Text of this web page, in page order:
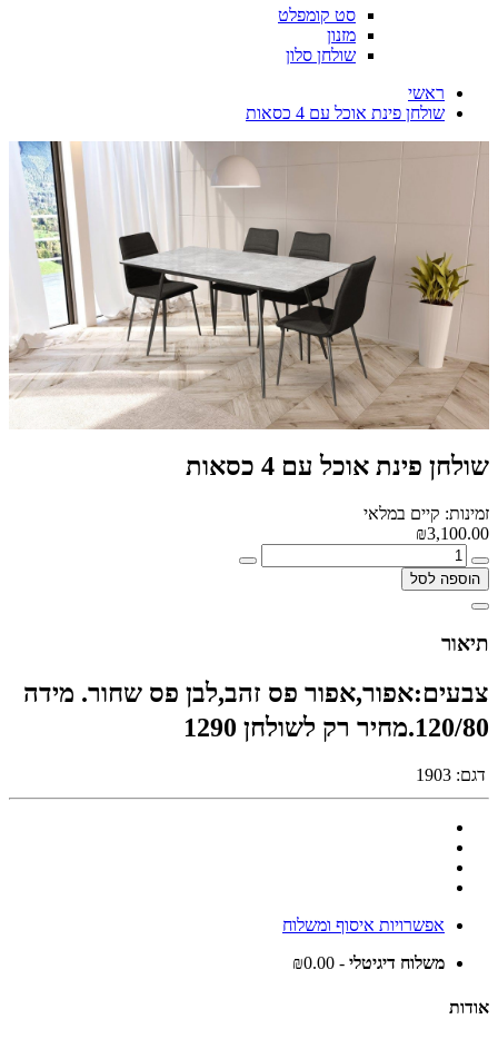
סט קומפלט
מזנון
שולחן סלון
ראשי
שולחן פינת אוכל עם 4 כסאות
שולחן פינת אוכל עם 4 כסאות
זמינות: קיים במלאי
₪3,100.00
הוספה לסל
תיאור
צבעים:אפור,אפור פס זהב,לבן פס שחור. מידה
120/80.מחיר רק לשולחן 1290
דגם: 1903
אפשרויות איסוף ומשלוח
משלוח דיגיטלי - ₪0.00
אודות